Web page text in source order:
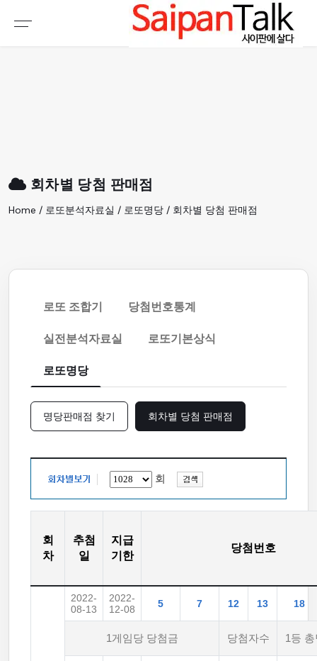
회차별 당첨 판매점
Home / 로또분석자료실 / 로또명당 / 회차별 당첨 판매점
로또 조합기
당첨번호통계
실전분석자료실
로또기본상식
로또명당
명당판매점 찾기 회차별 당첨 판매점
회
회
차
추첨
일
지급
기한
당첨번호
2022-
08-13
2022-
12-08
5 7 12 13 18
1게임당 당첨금 당첨자수 1등
여행정보
생활정보
갤러리 & 동영상